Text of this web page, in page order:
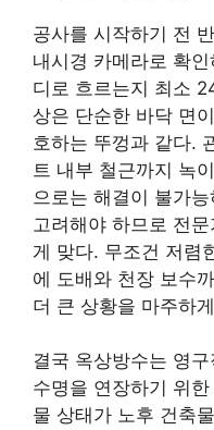
공사를 시작하기 전
내시경 카메라로 확
디로 흐르는지 최소
상은 단순한 바닥 면
호하는 뚜껑과 같다.
트 내부 철근까지 녹
으로는 해결이 불가
고려해야 하므로 전
게 맞다. 무조건 저렴
에 도배와 천장 보수
더 큰 상황을 마주하
결국 옥상방수는 영
수명을 연장하기 위
물 상태가 노후 건축